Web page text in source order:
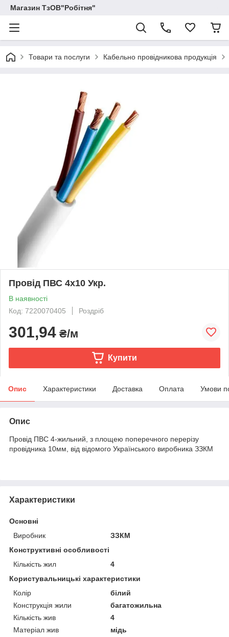
Магазин ТзОВ"Робітня"
Товари та послуги Кабельно провідникова продукція
Провід ПВС 4х10 Укр.
В наявності
Код: 7220070405
Роздріб
301,94 ₴/м
Купити
Опис Характеристики Доставка Оплата Умови
Опис
Провід ПВС 4-жильний, з площею поперечного перерізу
провідника 10мм, від відомого Українського виробника ЗЗКМ
Характеристики
Основні
Виробник
ЗЗКМ
Конструктивні особливості
Кількість жил
4
Користувальницькі характеристики
Колір
білий
Конструкція жили
багатожильна
Кількість жив
4
Матеріал жив
мідь